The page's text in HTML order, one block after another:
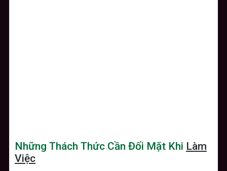
Những Thách Thức Cần Đối Mặt Khi Làm
Việc